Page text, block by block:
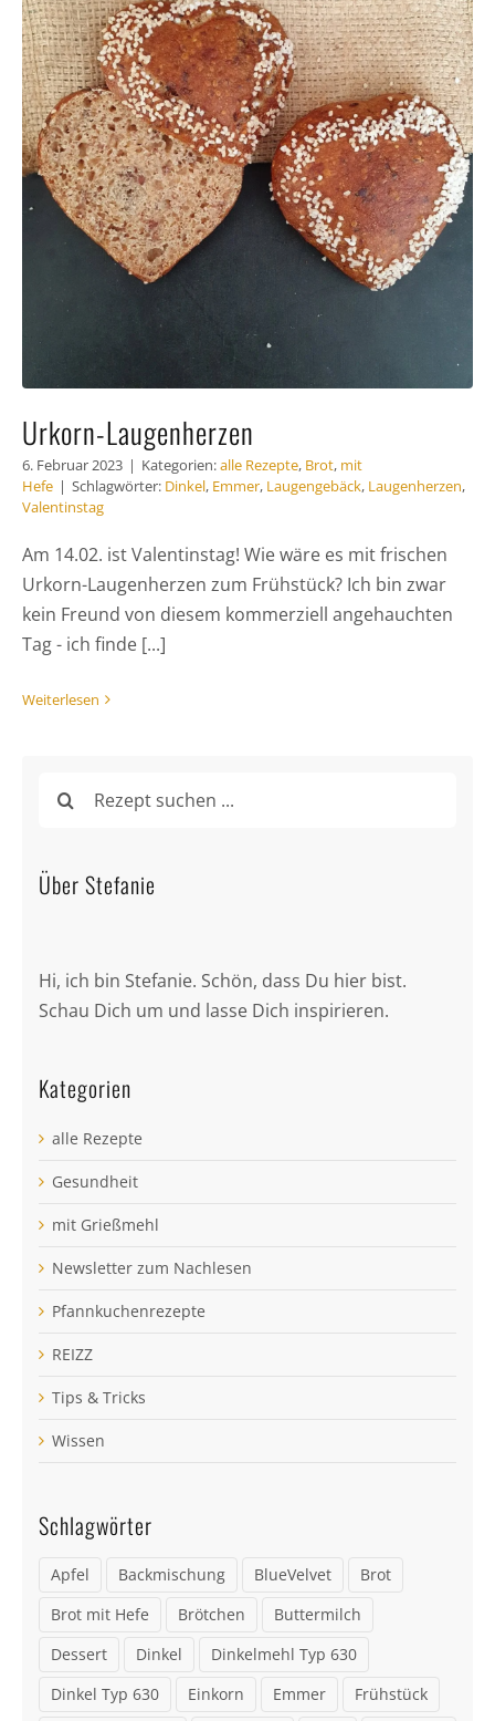
Urkorn-Laugenherzen
6. Februar 2023 | Kategorien:alle Rezepte, Brot, mit
Hefe | Schlagwörter: Dinkel, Emmer, Laugengebäck, Laugenherzen,
Valentinstag
Am 14.02. ist Valentinstag! Wie wäre es mit frischen
Urkorn-Laugenherzen zum Frühstück? Ich bin zwar
kein Freund von diesem kommerziell angehauchten
Tag - ich finde [...]
Weiterlesen
nach:
Über Stefanie
Hi, ich bin Stefanie. Schön, dass Du hier bist.
Schau Dich um und lasse Dich inspirieren.
Kategorien
alle Rezepte
Gesundheit
mit Grießmehl
Newsletter zum Nachlesen
Pfannkuchenrezepte
REIZZ
Tips & Tricks
Wissen
Schlagwörter
Apfel Backmischung BlueVelvet
Brot
Brot mit Hefe
Brötchen
Buttermilch
Dessert
Dinkel
Dinkelmehl Typ 630
Dinkel Typ 630
Einkorn Emmer
Frühstück